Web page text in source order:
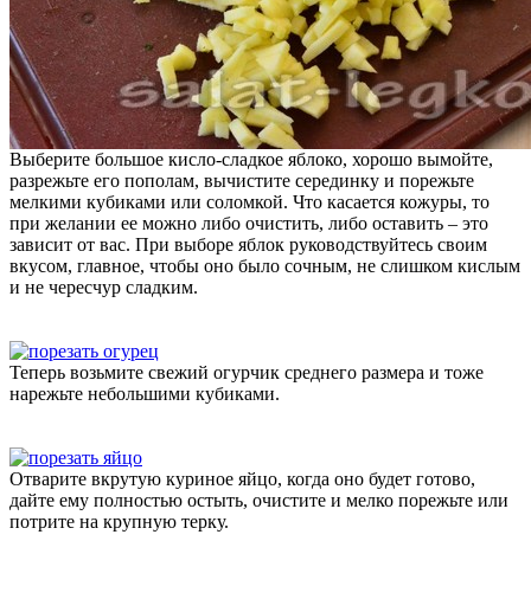
Выберите большое кисло-сладкое яблоко, хорошо вымойте,
разрежьте его пополам, вычистите серединку и порежьте
мелкими кубиками или соломкой. Что касается кожуры, то
при желании ее можно либо очистить, либо оставить – это
зависит от вас. При выборе яблок руководствуйтесь своим
вкусом, главное, чтобы оно было сочным, не слишком кислым
и не чересчур сладким.
Теперь возьмите свежий огурчик среднего размера и тоже
нарежьте небольшими кубиками.
Отварите вкрутую куриное яйцо, когда оно будет готово,
дайте ему полностью остыть, очистите и мелко порежьте или
потрите на крупную терку.